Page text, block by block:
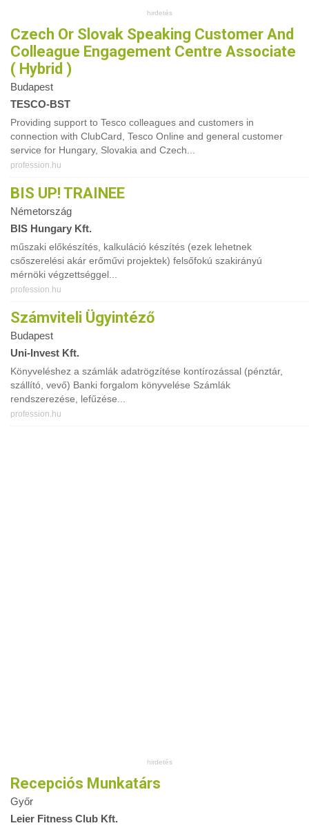
Czech Or Slovak Speaking Customer And
Colleague Engagement Centre Associate
( Hybrid )
Budapest
TESCO-BST
Providing support to Tesco colleagues and customers in
connection with ClubCard, Tesco Online and general customer
service for Hungary, Slovakia and Czech...
profession.hu
BIS UP! TRAINEE
Németország
BIS Hungary Kft.
műszaki előkészítés, kalkuláció készítés (ezek lehetnek
csőszerelési akár erőművi projektek) felsőfokú szakirányú
mérnöki végzettséggel...
profession.hu
Számviteli Ügyintéző
Budapest
Uni-Invest Kft.
Könyveléshez a számlák adatrögzítése kontírozással (pénztár,
szállító, vevő) Banki forgalom könyvelése Számlák
rendszerezése, lefűzése...
profession.hu
Recepciós Munkatárs
Győr
Leier Fitness Club Kft.